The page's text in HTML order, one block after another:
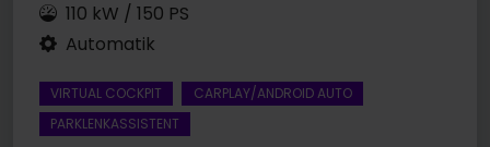
110 kW / 150 PS
Automatik
VIRTUAL COCKPIT
CARPLAY/ANDROID AUTO
PARKLENKASSISTENT